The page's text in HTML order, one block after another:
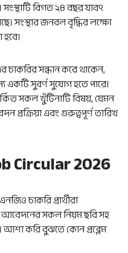
বিগত ২৪ বছর যাবৎ
সংস্থার জনবল বৃদ্ধির লক্ষ্যে
সন্ধান করে থাকেন,
একটি সুবর্ণ সুযোগ হতে পারে।
সকল খুঁটিনাটি বিষয়, যেমন
প্রক্রিয়া এবং গুরুত্বপূর্ণ তারিখ
Circular 2026
চাকরি প্রার্থীরা
সকল নিয়ম ছবি সহ
করি বুঝতে কোন প্রব্লেম